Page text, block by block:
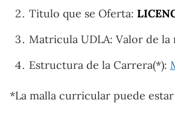
Titulo que se Oferta:
Matricula UDLA: Valor de la
Estructura de la Carrera(*):
*La malla curricular puede